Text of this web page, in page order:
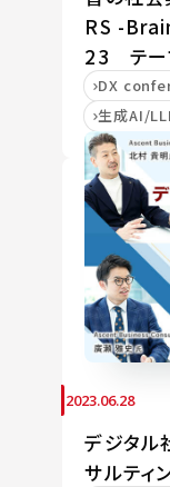
RS -
23 テー
DX
生成AI/
2023.06.28
デジタル
サルティ